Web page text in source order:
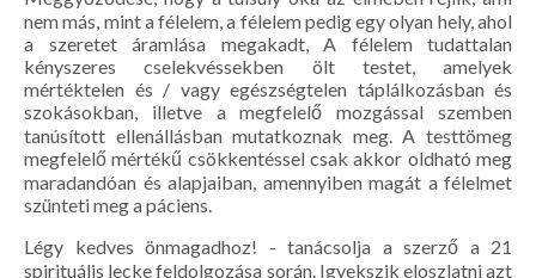
nem más, mint a félelem, a félelem pedig egy olyan hely, ahol
a szeretet áramlása megakadt, A félelem tudattalan
kényszeres cselekvéssekben ölt testet, amelyek
mértéktelen és / vagy egészségtelen táplálkozásban és
szokásokban, illetve a megfelelő mozgással szemben
tanúsított ellenállásban mutatkoznak meg. A testtömeg
megfelelő mértékű csökkentéssel csak akkor oldható meg
maradandóan és alapjaiban, amennyiben magát a félelmet
szünteti meg a páciens.
Légy kedves önmagadhoz! - tanácsolja a szerző a 21
spirituális lecke feldolgozása során. Igyekszik eloszlatni azt